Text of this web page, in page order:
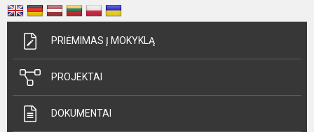
PRIĖMIMAS Į MOKYKLĄ
PROJEKTAI
DOKUMENTAI